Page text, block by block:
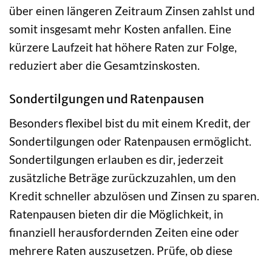
über einen längeren Zeitraum Zinsen zahlst und
somit insgesamt mehr Kosten anfallen. Eine
kürzere Laufzeit hat höhere Raten zur Folge,
reduziert aber die Gesamtzinskosten.
Sondertilgungen und Ratenpausen
Besonders flexibel bist du mit einem Kredit, der
Sondertilgungen oder Ratenpausen ermöglicht.
Sondertilgungen erlauben es dir, jederzeit
zusätzliche Beträge zurückzuzahlen, um den
Kredit schneller abzulösen und Zinsen zu sparen.
Ratenpausen bieten dir die Möglichkeit, in
finanziell herausfordernden Zeiten eine oder
mehrere Raten auszusetzen. Prüfe, ob diese